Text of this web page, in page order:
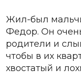
Жил-был
Федор. Он
родители и
чтобы в их
хвостатый и